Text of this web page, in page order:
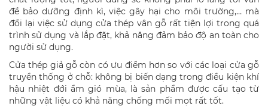
đề bảo dưỡng định kì, việc gây hại cho môi trường,… mà
đổi lại việc sử dụng cửa thép vân gỗ rất tiện lợi trong quá
trình sử dụng và lắp đặt, khả năng đảm bảo độ an toàn cho
người sử dụng.
Cửa thép giả gỗ còn có ưu điểm hơn so với các loại cửa gỗ
truyền thống ở chỗ: không bị biến dạng trong điều kiện khí
hậu nhiệt đới ẩm gió mùa, là sản phẩm được cấu tạo từ
những vật liệu có khả năng chống mối mọt rất tốt.